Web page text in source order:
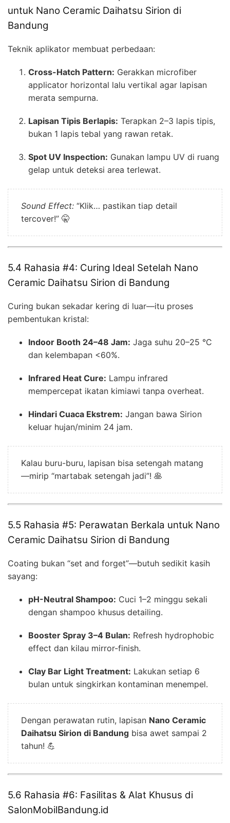
untuk Nano Ceramic Daihatsu Sirion di
Bandung
Teknik aplikator membuat perbedaan:
Cross-Hatch Pattern: Gerakkan microfiber
applicator horizontal lalu vertikal agar lapisan
merata sempurna.
Lapisan Tipis Berlapis: Terapkan 2–3 lapis tipis,
bukan 1 lapis tebal yang rawan retak.
Spot UV Inspection: Gunakan lampu UV di ruang
gelap untuk deteksi area terlewat.
Sound Effect: “Klik… pastikan tiap detail
tercover!” 🤫
5.4 Rahasia #4: Curing Ideal Setelah Nano
Ceramic Daihatsu Sirion di Bandung
Curing bukan sekadar kering di luar—itu proses
pembentukan kristal:
Indoor Booth 24–48 Jam: Jaga suhu 20–25 °C
dan kelembapan <60%.
Infrared Heat Cure: Lampu infrared
mempercepat ikatan kimiawi tanpa overheat.
Hindari Cuaca Ekstrem: Jangan bawa Sirion
keluar hujan/minim 24 jam.
Kalau buru-buru, lapisan bisa setengah matang
—mirip “martabak setengah jadi”! 🥞
5.5 Rahasia #5: Perawatan Berkala untuk Nano
Ceramic Daihatsu Sirion di Bandung
Coating bukan “set and forget”—butuh sedikit kasih
sayang:
pH-Neutral Shampoo: Cuci 1–2 minggu sekali
dengan shampoo khusus detailing.
Booster Spray 3–4 Bulan: Refresh hydrophobic
effect dan kilau mirror-finish.
Clay Bar Light Treatment: Lakukan setiap 6
bulan untuk singkirkan kontaminan menempel.
Dengan perawatan rutin, lapisan Nano Ceramic
Daihatsu Sirion di Bandung bisa awet sampai 2
tahun! 💪
5.6 Rahasia #6: Fasilitas & Alat Khusus di
SalonMobilBandung.id